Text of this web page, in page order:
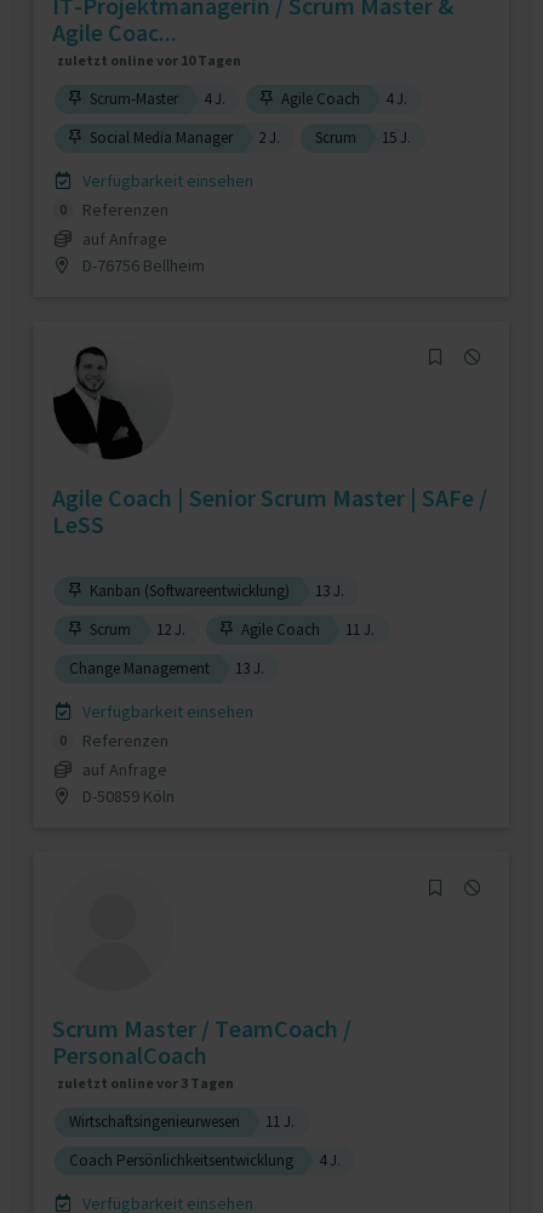
Agile Coac...
zuletzt online vor 10 Tagen
Scrum-Master 4 J. Agile Coach
4 J.
Social Media Manager
2 J. Scrum 15 J.
Verfügbarkeit einsehen
0
Referenzen
auf Anfrage
D-76756 Bellheim
Agile Coach | Senior Scrum Master | SAFe /
LeSS
Kanban (Softwareentwicklung)
13 J.
Scrum
12 J. Agile Coach
11 J.
Change Management
13 J.
Verfügbarkeit einsehen
0
Referenzen
auf Anfrage
D-50859 Köln
Scrum Master / TeamCoach /
PersonalCoach
zuletzt online vor 3 Tagen
Wirtschaftsingenieurwesen
11 J.
Coach Persönlichkeitsentwicklung
4 J.
Verfügbarkeit einsehen